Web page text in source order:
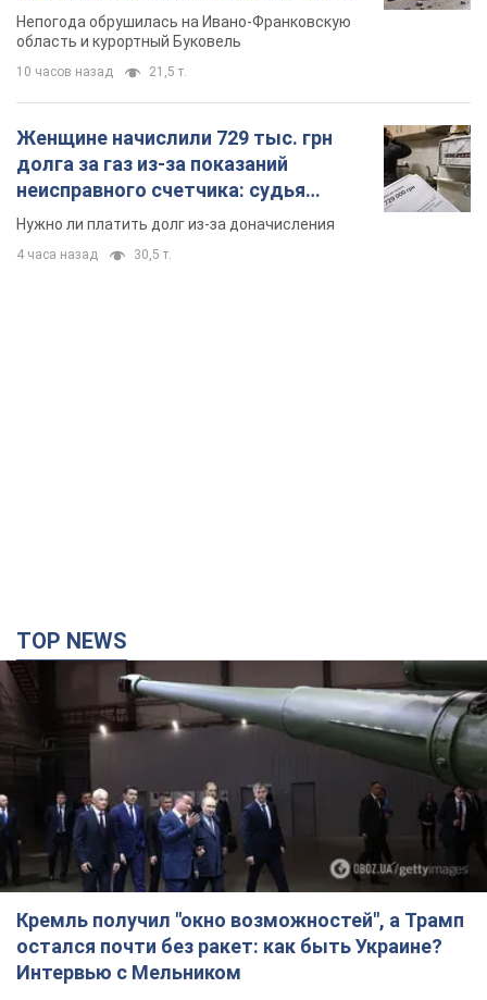
Непогода обрушилась на Ивано-Франковскую
область и курортный Буковель
10 часов назад 21,5 т.
Женщине начислили 729 тыс. грн
долга за газ из-за показаний
неисправного счетчика: судья
вынес неожиданное решение
Нужно ли платить долг из-за доначисления
4 часа назад 30,5 т.
TOP NEWS
Кремль получил "окно возможностей", а Трамп
остался почти без ракет: как быть Украине?
Интервью с Мельником